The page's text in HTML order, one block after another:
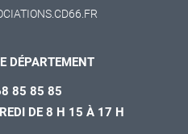
DÉPARTEMENT
85 85 85
DE 8 H 15 À 17 H